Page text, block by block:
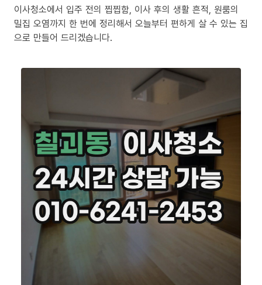
이사청소에서 입주 전의 찝찝함, 이사 후의 생활 흔적, 원룸의
밀집 오염까지 한 번에 정리해서 오늘부터 편하게 살 수 있는 집
으로 만들어 드리겠습니다.